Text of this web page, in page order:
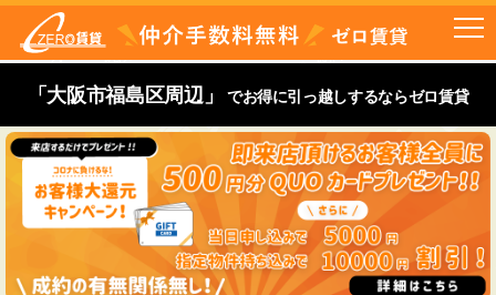
「大阪市福島区周辺」 でお得に引っ越しするならゼロ賃貸